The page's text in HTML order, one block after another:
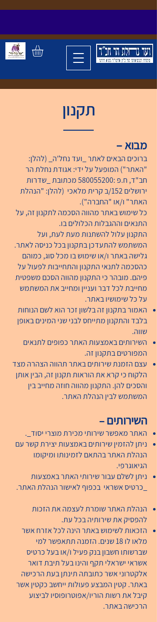
תקנון
מבוא –
ברוכים הבאים לאתר _ועד נחל'ה_ (להלן:
"האתר") המופעל על ידי: אגודת נחלת הר
חב"ד, ח.פ :580055200מכתובת _שדרות
ירושלים 152/ב קרית מלאכי (להלן: "הנהלת
האתר" ו/או "החברה").
כל שימוש באתר מהווה הסכמה לתקנון זה, על
התנאים וההגבלות הכלולים בו.
התקנון עלול להשתנות מעת לעת, ועל
המשתמש להתעדכן בתקנון בכל כניסה לאתר.
גלישה באתר ו/או שימוש בו מכל סוג, כמוהם
כהסכמה לתנאי התקנון והתחייבות לפעול על
פיהם. מובהר כי התקנון מהווה הסכם משפטית
מחייבת לכל דבר ועניין ומחייב את המשתמש
על כל שימושיו באתר.
האמור בתקנון זה בלשון זכר הוא לשם הנוחות
בלבד והתקנון מתייחס לבני שני המינים באופן
שווה.
השירותים באמצעות האתר כפופים לתנאים
המפורטים בתקנון זה.
עצם הזמנת שירותים באתר תהווה הצהרה מצד
הלקוח כי קרא את הוראות תקנון זה, הבין אותן
והסכים להן. התקנון מהווה חוזה מחייב בין
המשתמש לבין הנהלת האתר.
השירותים–
האתר מאפשר שירותי מכירת מוצרי יסוד_.
ניתן להזמין שירותים באמצעות יצירת קשר עם
הנהלת האתר בהתאם לזמינותו ומיקומו
הגיאוגרפי.
ניתן לשלם עבור שירותי האתר באמצעות
_כרטיס אשראי בכפוף לאישור הנהלת האתר.
הנהלת האתר שומרת לעצמה את הזכות
להפסיק את שירותיה בכל עת.
הזכאות לשימוש באתר הינה לכל אזרח אשר
מלאו לו 18 שנים. הזמנה תתאפשר למי
שברשותו חשבון בנק פעיל ו/או בעל כרטיס
אשראי ישראלי תקף והינו בעל תיבת דואר
אלקטרוני אשר כתובתה תינתן בעת הרכישה
באתר. קטין המבצע פעולות ייחשב כקטין אשר
קיבל את רשות הוריו/אפוטרופוסיו לביצוע
הרכישה באתר.